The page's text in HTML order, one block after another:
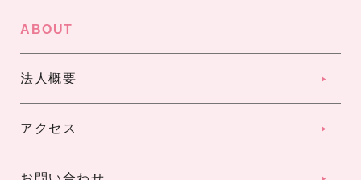
ABOUT
法人概要
アクセス